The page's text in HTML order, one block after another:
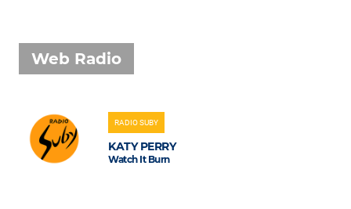
Web Radio
RADIO SUBY
KATY PERRY
Watch It Burn